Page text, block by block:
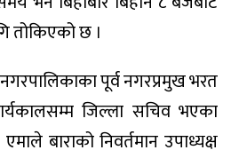
तोकिएको छ ।
पूर्व नगरप्रमुख भरत
जिल्ला सचिव भएका
बाराको निवर्तमान उपाध्यक्ष